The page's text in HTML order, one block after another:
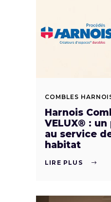
COMBLES
Harnois
VELUX® :
au service
habitat
LIRE PLUS